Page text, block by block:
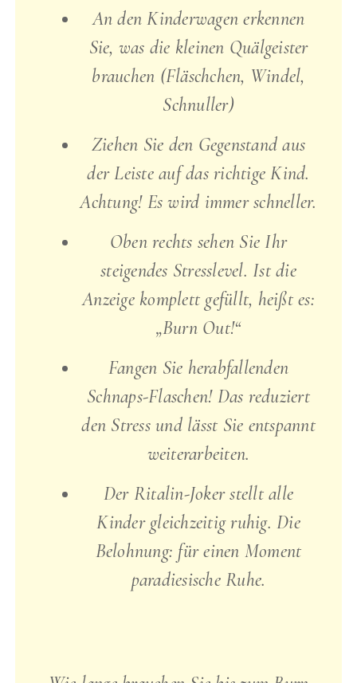
An den Kinderwagen erkennen
Sie, was die kleinen Quälgeister
brauchen (Fläschchen, Windel,
Schnuller)
Ziehen Sie den Gegenstand aus
der Leiste auf das richtige Kind.
Achtung! Es wird immer schneller.
Oben rechts sehen Sie Ihr
steigendes Stresslevel. Ist die
Anzeige komplett gefüllt, heißt es:
„Burn Out!“
Fangen Sie herabfallenden
Schnaps-Flaschen! Das reduziert
den Stress und lässt Sie entspannt
weiterarbeiten.
Der Ritalin-Joker stellt alle
Kinder gleichzeitig ruhig. Die
Belohnung: für einen Moment
paradiesische Ruhe.